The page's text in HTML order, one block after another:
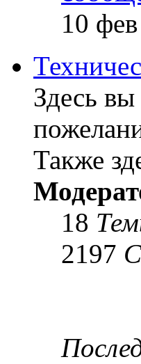
10
Здесь
Также
18
2197